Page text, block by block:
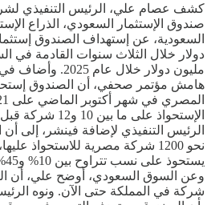
كشف عصام علي، الرئيس التنفيذي
صندوق الإستثمار السعودي، الذراع
مليون دولار خلال
هامش مؤتمر صحفي، أن الصندوق
الإستحواذ على ما
الرئيس التنفيذي لإضافة فينشر، إلى
نحو 1200 شركة مصرية للاستحواذ
شركة في المملكة حتى الآن. ونوه